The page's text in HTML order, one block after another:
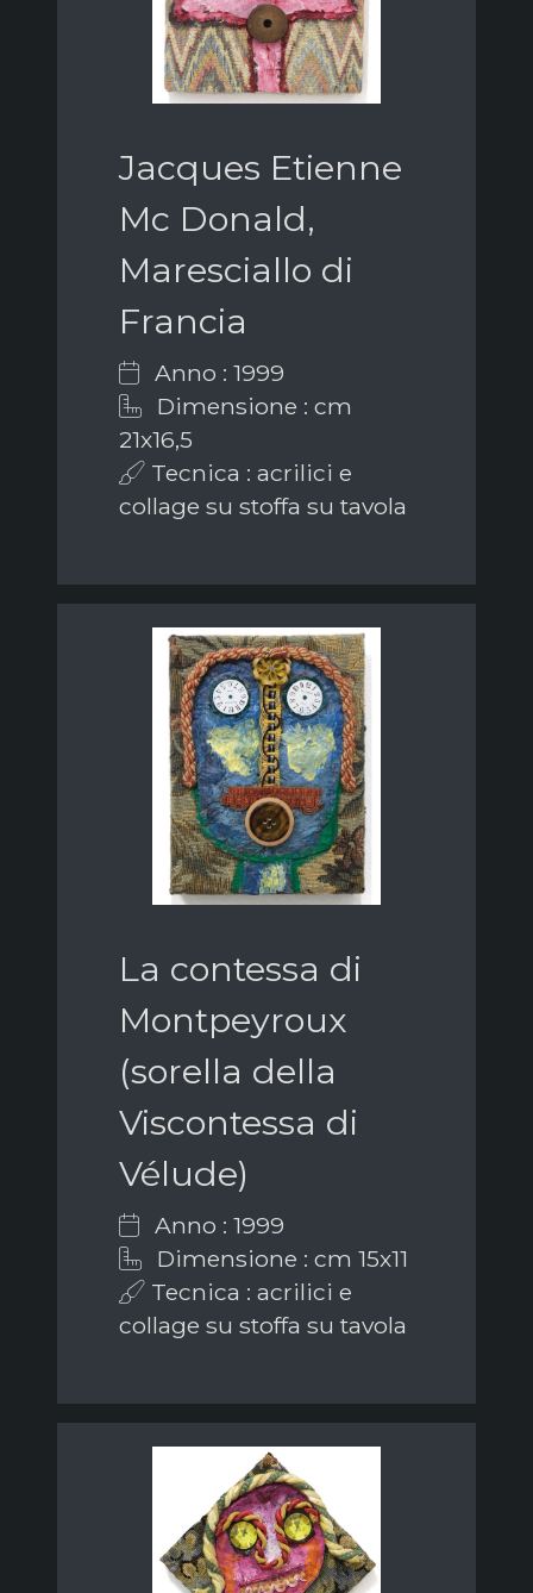
Jacques Etienne
Mc Donald,
Maresciallo di
Francia
Anno : 1999
Dimensione : cm
21x16,5
Tecnica : acrilici e
collage su stoffa su tavola
La contessa di
Montpeyroux
(sorella della
Viscontessa di
Vélude)
Anno : 1999
Dimensione : cm 15x11
Tecnica : acrilici e
collage su stoffa su tavola